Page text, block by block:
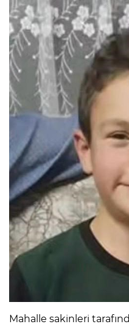
Mahalle sakinleri